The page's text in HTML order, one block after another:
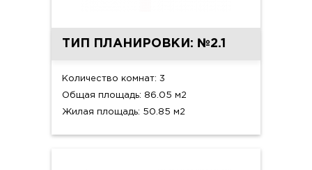
ТИП ПЛАНИРОВКИ: №2.1
Количество комнат: 3
Общая площадь: 86.05 м2
Жилая площадь: 50.85 м2